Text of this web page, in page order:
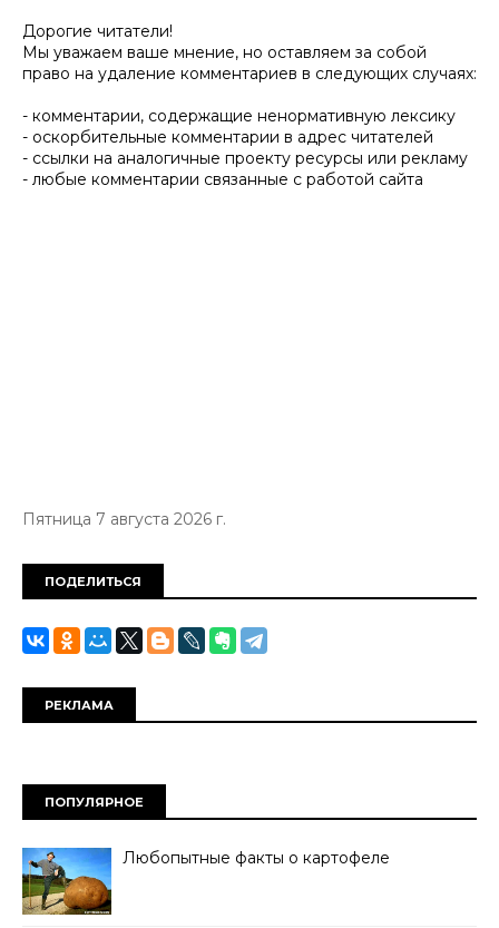
Дорогие читатели!
Мы уважаем ваше мнение, но оставляем за собой
право на удаление комментариев в следующих случаях:
- комментарии, содержащие ненормативную лексику
- оскорбительные комментарии в адрес читателей
- ссылки на аналогичные проекту ресурсы или рекламу
- любые комментарии связанные с работой сайта
Пятница 7 августа 2026 г.
ПОДЕЛИТЬСЯ
РЕКЛАМА
ПОПУЛЯРНОЕ
Любопытные факты о картофеле